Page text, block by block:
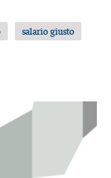
salario giusto